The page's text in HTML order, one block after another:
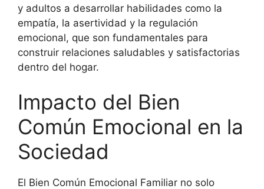
y adultos a desarrollar habilidades como la
empatía, la asertividad y la regulación
emocional, que son fundamentales para
construir relaciones saludables y satisfactorias
dentro del hogar.
Impacto del Bien
Común Emocional en la
Sociedad
El Bien Común Emocional Familiar no solo